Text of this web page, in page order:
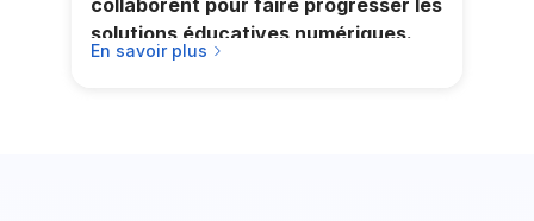
collaborent pour faire progresser les
solutions éducatives numériques.
En savoir plus